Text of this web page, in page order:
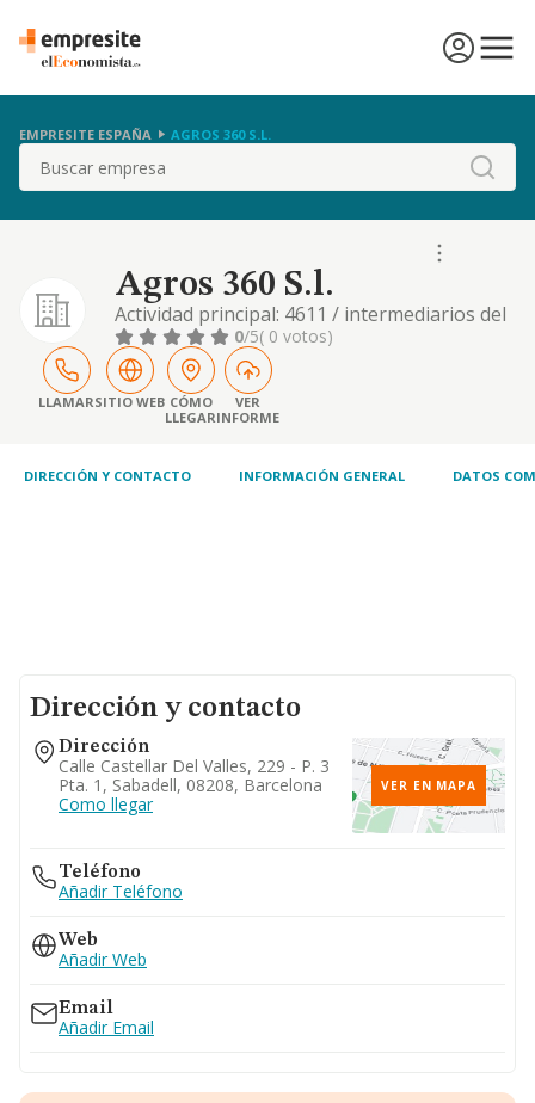
EMPRESITE ESPAÑA AGROS 360 S.L.
Buscar
Agros 360 S.l.
Actividad principal: 4611 / intermediarios del
comercio de materias primas agrarias,
animales vivos, materias primas textiles y
productos semielaborados. otras
actividades: 4614 / intermediarios del
comercio, etc
0/5( 0 votos)
LLAMARSITIO WEB CÓMO
LLEGAR
VER
INFORME
DIRECCIÓN Y CONTACTO INFORMACIÓN GENERAL DATOS
Dirección y contacto
Dirección
Calle Castellar Del Valles, 229 - P. 3
Pta. 1, Sabadell, 08208, Barcelona
Como llegar
VER EN MAPA
Teléfono
Añadir Teléfono
Web
Añadir Web
Email
Añadir Email